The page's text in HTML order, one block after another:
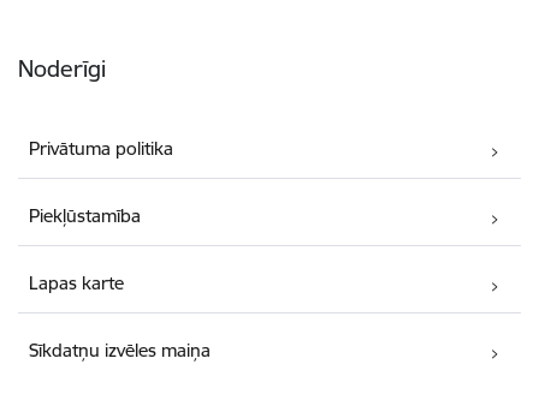
Noderīgi
Privātuma politika
Piekļūstamība
Lapas karte
Sīkdatņu izvēles maiņa